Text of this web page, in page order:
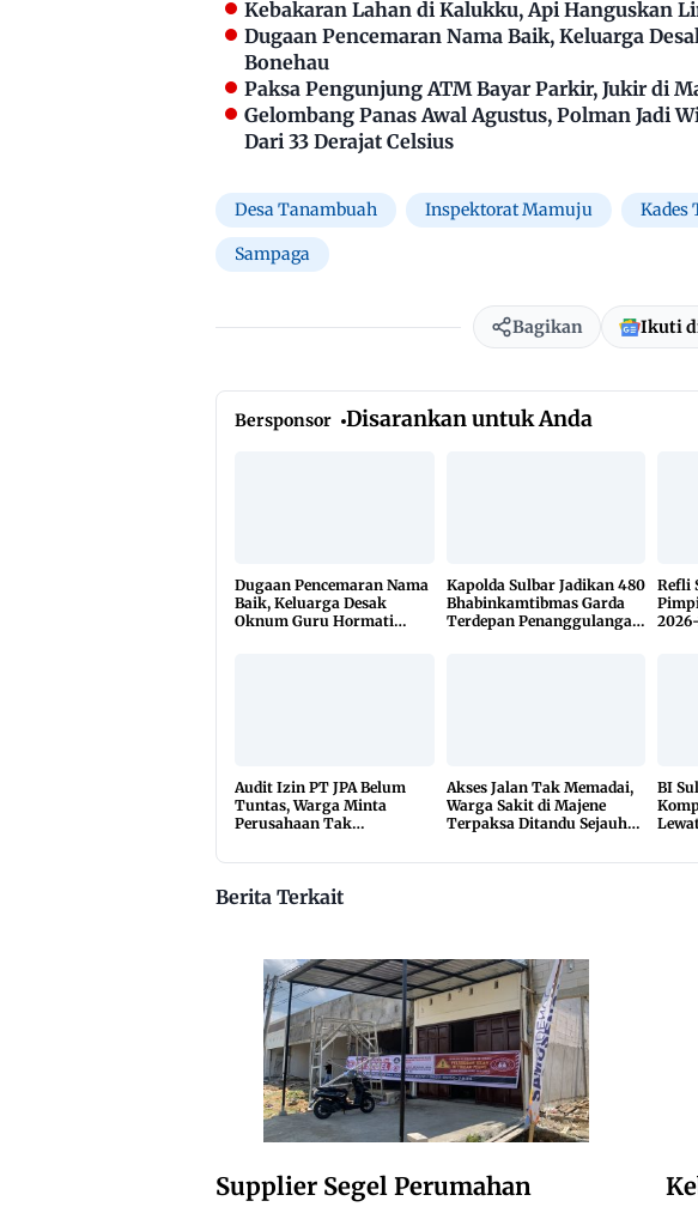
Kebakaran Lahan di Kalukku, Api Hanguskan
Dugaan Pencemaran Nama Baik, Keluarga
Bonehau
Paksa Pengunjung ATM Bayar Parkir, Jukir di
Gelombang Panas Awal Agustus, Polman Jadi
Dari 33 Derajat Celsius
Desa Tanambuah Inspektorat Mamuju Kades
Sampaga
Bagikan Ikuti
Bersponsor Disarankan untuk Anda
Dugaan Pencemaran Nama
Baik, Keluarga Desak
Oknum Guru Hormati
Kapolda Sulbar Jadikan 480
Bhabinkamtibmas Garda
Terdepan Penanggulangan
Refli
Audit Izin PT JPA Belum
Tuntas, Warga Minta
Perusahaan Tak
Akses Jalan Tak Memadai,
Warga Sakit di Majene
Terpaksa Ditandu Sejauh
BI
Berita Terkait
Supplier Segel Perumahan